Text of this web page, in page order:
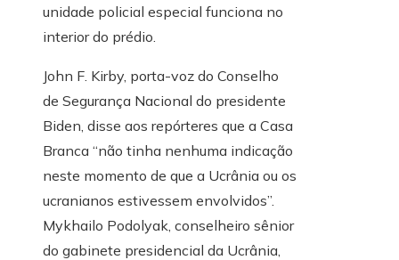
unidade policial especial funciona no
interior do prédio.
John F. Kirby, porta-voz do Conselho
de Segurança Nacional do presidente
Biden, disse aos repórteres que a Casa
Branca “não tinha nenhuma indicação
neste momento de que a Ucrânia ou os
ucranianos estivessem envolvidos”.
Mykhailo Podolyak, conselheiro sênior
do gabinete presidencial da Ucrânia,